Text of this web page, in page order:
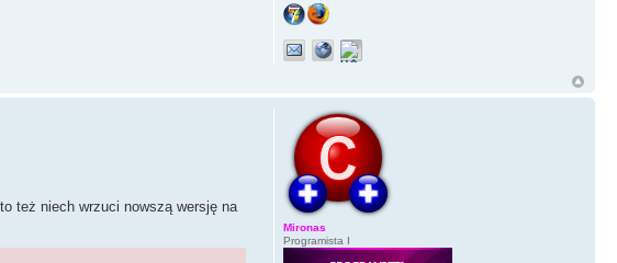
też niech wrzuci nowszą wersję na
Mironas
Programista I